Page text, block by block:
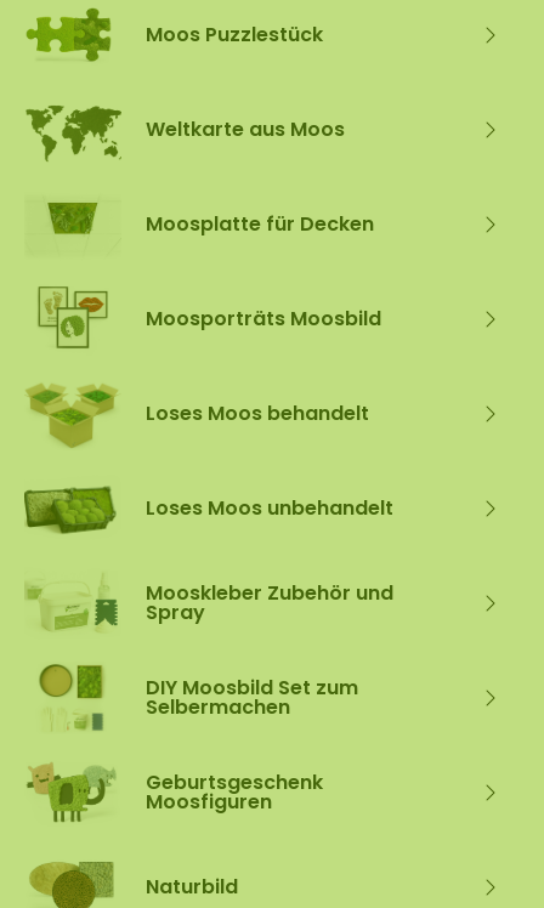
Moos Puzzlestück
Weltkarte aus Moos
Moosplatte für Decken
Moosporträts Moosbild
Loses Moos behandelt
Loses Moos unbehandelt
Mooskleber Zubehör und
Spray
DIY Moosbild Set zum
Selbermachen
Geburtsgeschenk
Moosfiguren
Naturbild